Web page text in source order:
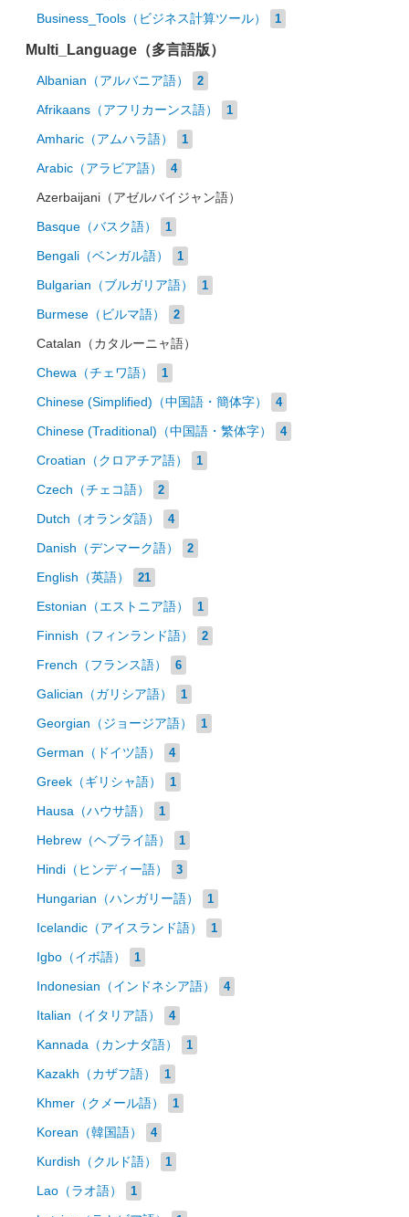
Business_Tools（ビジネス計算ツール） 1
Multi_Language（多言語版）
Albanian（アルバニア語） 2
Afrikaans（アフリカーンス語） 1
Amharic（アムハラ語） 1
Arabic（アラビア語） 4
Azerbaijani（アゼルバイジャン語）
Basque（バスク語） 1
Bengali（ベンガル語） 1
Bulgarian（ブルガリア語） 1
Burmese（ビルマ語） 2
Catalan（カタルーニャ語）
Chewa（チェワ語） 1
Chinese (Simplified)（中国語・簡体字） 4
Chinese (Traditional)（中国語・繁体字） 4
Croatian（クロアチア語） 1
Czech（チェコ語） 2
Dutch（オランダ語） 4
Danish（デンマーク語） 2
English（英語） 21
Estonian（エストニア語） 1
Finnish（フィンランド語） 2
French（フランス語） 6
Galician（ガリシア語） 1
Georgian（ジョージア語） 1
German（ドイツ語） 4
Greek（ギリシャ語） 1
Hausa（ハウサ語） 1
Hebrew（ヘブライ語） 1
Hindi（ヒンディー語） 3
Hungarian（ハンガリー語） 1
Icelandic（アイスランド語） 1
Igbo（イボ語） 1
Indonesian（インドネシア語） 4
Italian（イタリア語） 4
Kannada（カンナダ語） 1
Kazakh（カザフ語） 1
Khmer（クメール語） 1
Korean（韓国語） 4
Kurdish（クルド語） 1
Lao（ラオ語） 1